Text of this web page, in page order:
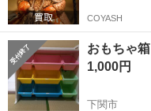
COYASH
おもちゃ箱
1,000円
下関市